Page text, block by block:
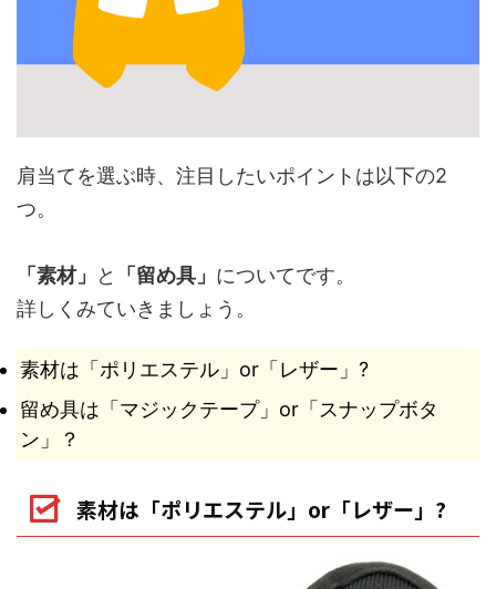
肩当てを選ぶ時、注目したいポイントは以下の2
つ。
「素材」 と 「留め具」 についてです。
詳しくみていきましょう。
素材は「ポリエステル」or「レザー」?
留め具は「マジックテープ」or「スナップボタ
ン」？
素材は「ポリエステル」or「レザー」?